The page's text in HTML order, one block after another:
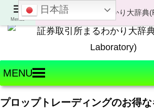
Welcome to FX・CFD
MENU
プロップトレーディングのお得
Menus
日本語